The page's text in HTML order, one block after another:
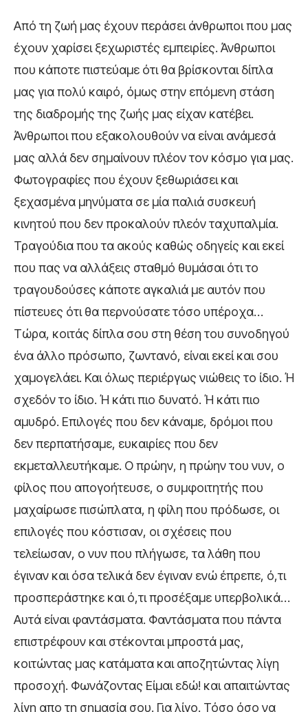
Από τη ζωή μας έχουν περάσει άνθρωποι που μας
έχουν χαρίσει ξεχωριστές εμπειρίες. Άνθρωποι
που κάποτε πιστεύαμε ότι θα βρίσκονται δίπλα
μας για πολύ καιρό, όμως στην επόμενη στάση
της διαδρομής της ζωής μας είχαν κατέβει.
Άνθρωποι που εξακολουθούν να είναι ανάμεσά
μας αλλά δεν σημαίνουν πλέον τον κόσμο για μας.
Φωτογραφίες που έχουν ξεθωριάσει και
ξεχασμένα μηνύματα σε μία παλιά συσκευή
κινητού που δεν προκαλούν πλεόν ταχυπαλμία.
Τραγούδια που τα ακούς καθώς οδηγείς και εκεί
που πας να αλλάξεις σταθμό θυμάσαι ότι το
τραγουδούσες κάποτε αγκαλιά με αυτόν που
πίστευες ότι θα περνούσατε τόσο υπέροχα…
Τώρα, κοιτάς δίπλα σου στη θέση του συνοδηγού
ένα άλλο πρόσωπο, ζωντανό, είναι εκεί και σου
χαμογελάει. Και όλως περιέργως νιώθεις το ίδιο. Ή
σχεδόν το ίδιο. Ή κάτι πιο δυνατό. Ή κάτι πιο
αμυδρό. Επιλογές που δεν κάναμε, δρόμοι που
δεν περπατήσαμε, ευκαιρίες που δεν
εκμεταλλευτήκαμε. Ο πρώην, η πρώην του νυν, ο
φίλος που απογοήτευσε, ο συμφοιτητής που
μαχαίρωσε πισώπλατα, η φίλη που πρόδωσε, οι
επιλογές που κόστισαν, οι σχέσεις που
τελείωσαν, ο νυν που πλήγωσε, τα λάθη που
έγιναν και όσα τελικά δεν έγιναν ενώ έπρεπε, ό,τι
προσπεράστηκε και ό,τι προσέξαμε υπερβολικά…
Αυτά είναι φαντάσματα. Φαντάσματα που πάντα
επιστρέφουν και στέκονται μπροστά μας,
κοιτώντας μας κατάματα και αποζητώντας λίγη
προσοχή. Φωνάζοντας Είμαι εδώ! και απαιτώντας
λίγη απο τη σημασία σου. Για λίγο. Τόσο όσο να